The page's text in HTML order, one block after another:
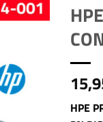
HPE